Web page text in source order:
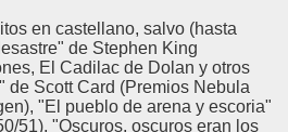
en castellano, salvo (hasta
de Stephen King
El Cadilac de Dolan y otros
de Scott Card (Premios Nebula
"El pueblo de arena y escoria"
51), "Oscuros, oscuros eran los